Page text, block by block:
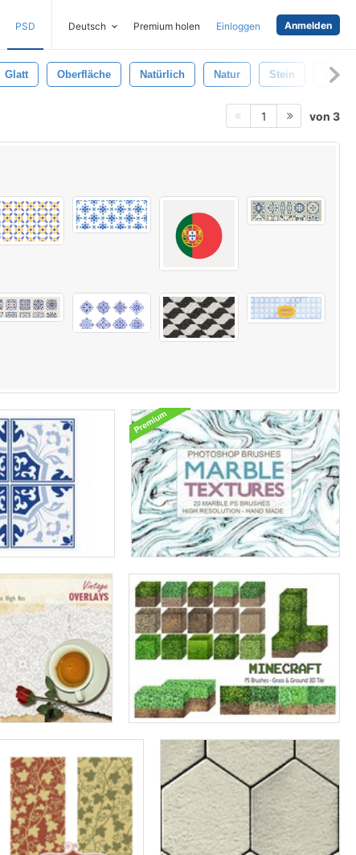
PSD Deutsch Premium holen Einloggen Anmelden
Glatt Oberfläche Natürlich Natur Stein
1 von 3